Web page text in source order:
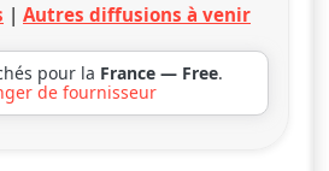
| Autres diffusions à venir
pour la France — Free.
de fournisseur